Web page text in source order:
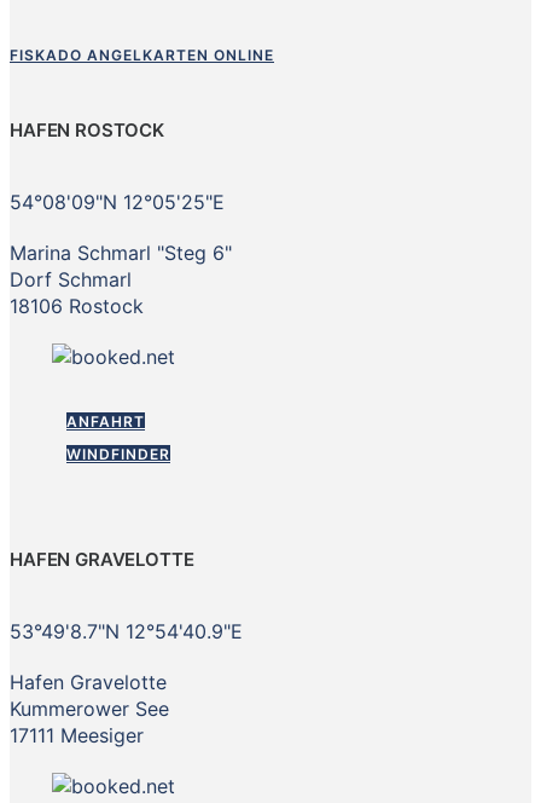
FISKADO ANGELKARTEN ONLINE
HAFEN ROSTOCK
54°08'09"N 12°05'25"E
Marina Schmarl "Steg 6"
Dorf Schmarl
18106 Rostock
ANFAHRT
WINDFINDER
HAFEN GRAVELOTTE
53°49'8.7"N 12°54'40.9"E
Hafen Gravelotte
Kummerower See
17111 Meesiger